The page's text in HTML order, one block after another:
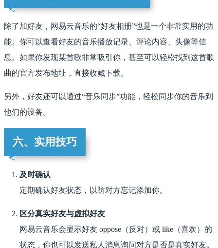
除了加好友，网易云音乐的“好友相册”也是一个非常实用的功
能。你可以查看好友的音乐播放记录、评论内容、头像等信
息。如果你发现某首歌非常吸引你，甚至可以轻松找到这首歌
曲的官方发布地址，直接收藏下载。
另外，好友还可以通过“音乐同步”功能，轻松同步你的音乐到
他们的设备。
六、实用技巧
及时确认
定期确认好友状态，以防对方忘记添加你。
区分真实好友与虚拟好友
网易云音乐会显示好友 oppose（反对）或 like（喜欢）的
状态，你也可以发送私人消息询问对方是否是真实好友。